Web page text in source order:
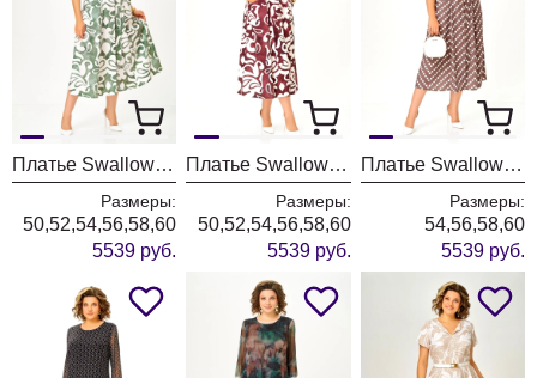
Платье Swallow 844-13 молочный+мятные разводы
Размеры:
50,52,54,56,58,60
5539 руб.
Платье Swallow 844-12 молочный+принт разводы
Размеры:
50,52,54,56,58,60
5539 руб.
Платье Swallow 844-11 капучино+принт горох
Размеры:
54,56,58,60
5539 руб.